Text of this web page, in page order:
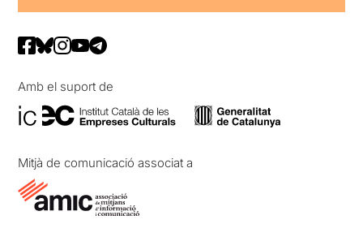
Amb el suport de
Mitjà de comunicació associat a